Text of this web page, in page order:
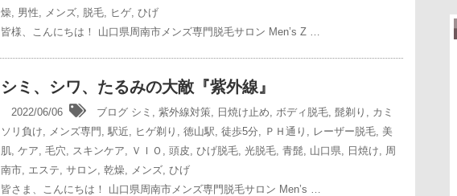
燥, 男性, メンズ, 脱毛, ヒゲ, ひげ
皆様、こんにちは！ 山口県周南市メンズ専門脱毛サロン Men’s Z …
シミ、シワ、たるみの大敵『紫外線』
2022/06/06 ブログ シミ , 紫外線対策, 日焼け止め, ボディ脱毛, 髭剃り , カミ
ソリ負け, メンズ専門 , 駅近, ヒゲ剃り , 徳山駅, 徒歩5分, ＰＨ通り , レーザー脱毛, 美
肌, ケア, 毛穴, スキンケア, ＶＩＯ , 頭皮, ひげ脱毛, 光脱毛, 青髭, 山口県, 日焼け, 周
南市, エステ, サロン, 乾燥, メンズ, ひげ
皆さま、こんにちは！ 山口県周南市メンズ専門脱毛サロン Men’s …